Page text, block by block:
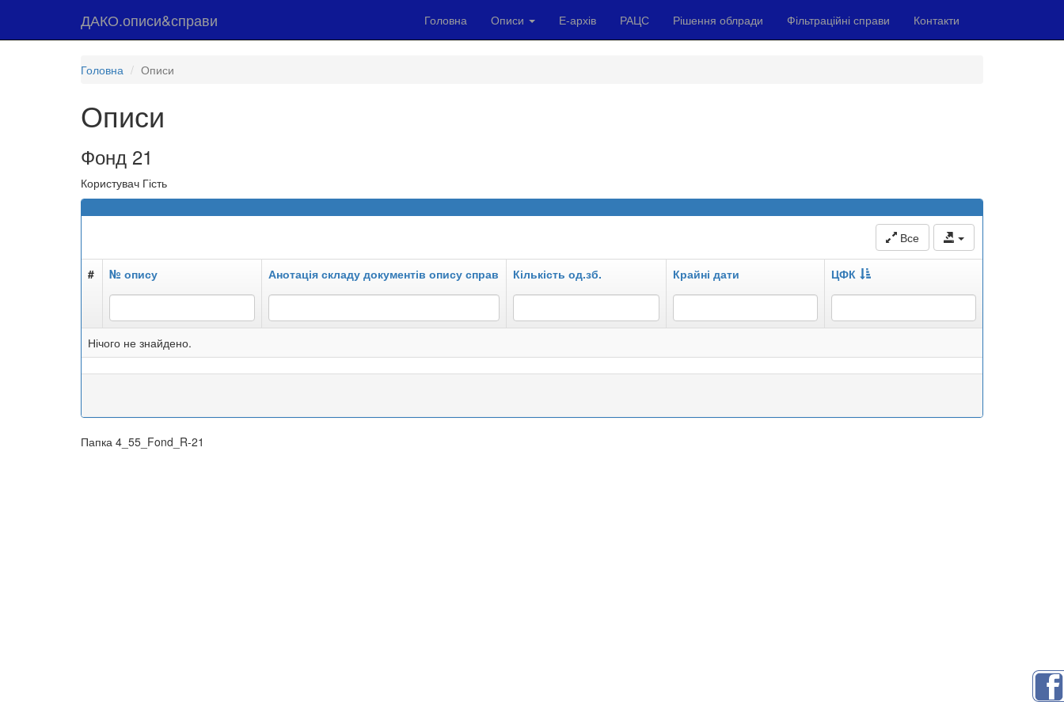
ДАКО.описи&справи Головна Описи Е-архів РАЦС Рішення облради Фільтраційні справи Контакти
Головна Описи
Описи
Фонд 21
Користувач Гість
Все
# № опису Анотація складу документів опису справ Кількість од.зб. Крайні дати ЦФК
Нічого не знайдено.
Папка 4_55_Fond_R-21